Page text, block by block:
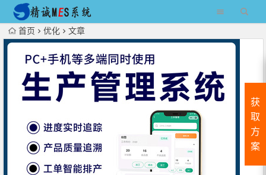
首页 优化 文章
获
取
方
案